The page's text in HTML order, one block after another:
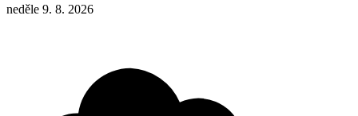
neděle 9. 8. 2026